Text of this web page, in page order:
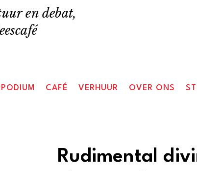
en debat,
CAFÉ VERHUUR OVER ONS
Rudimental